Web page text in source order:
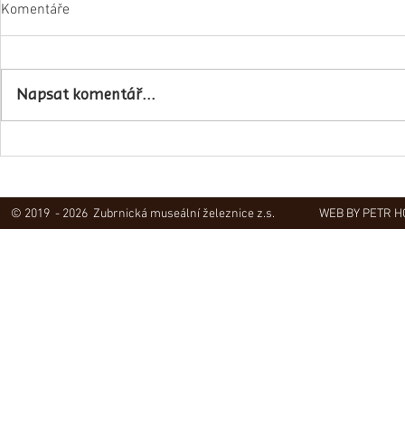
Komentáře
Napsat komentář...
© 2019 - 2026 Zubrnická museální železnice z.s. WEB BY